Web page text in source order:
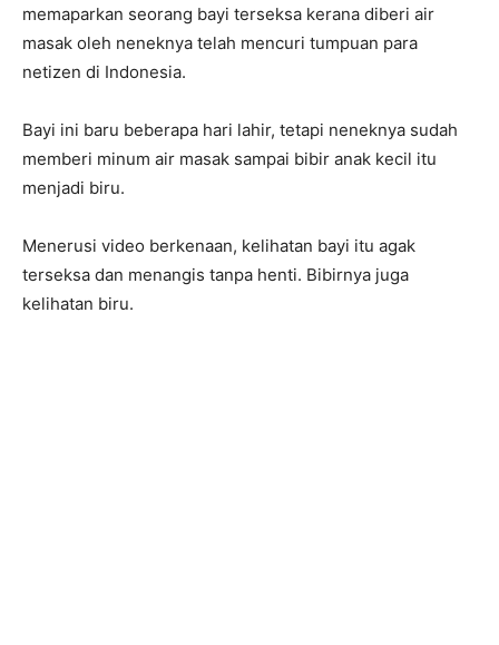
memaparkan seorang bayi terseksa kerana diberi air
masak oleh neneknya telah mencuri tumpuan para
netizen di Indonesia.
Bayi ini baru beberapa hari lahir, tetapi neneknya sudah
memberi minum air masak sampai bibir anak kecil itu
menjadi biru.
Menerusi video berkenaan, kelihatan bayi itu agak
terseksa dan menangis tanpa henti. Bibirnya juga
kelihatan biru.